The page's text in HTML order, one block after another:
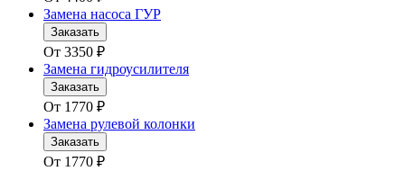
Замена насоса ГУР
Заказать
От 3350 ₽
Замена гидроусилителя
Заказать
От 1770 ₽
Замена рулевой колонки
Заказать
От 1770 ₽